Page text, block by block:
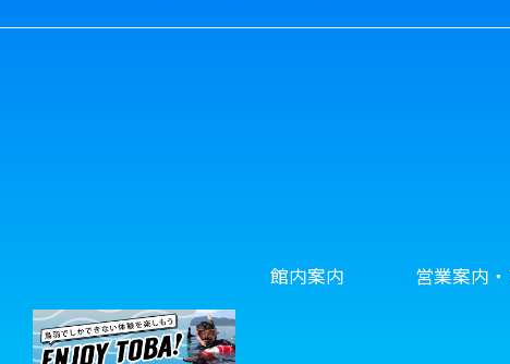
館内案内 営業案内